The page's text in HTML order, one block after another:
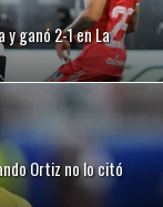
y ganó 2-1 en La
Ortiz no lo citó